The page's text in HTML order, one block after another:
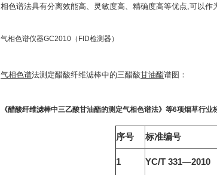
相色谱法具有分离效能高、灵敏度高、精确度高等优点,可以作
气相色谱仪器GC2010（FID检测器）
气相色谱法测定醋酸纤维滤棒中的三醋酸甘油酯谱图：
《醋酸纤维滤棒中三乙酸甘油酯的测定气相色谱法》等6项烟草行业
序号 标准编号
1 YC/T 331—2010